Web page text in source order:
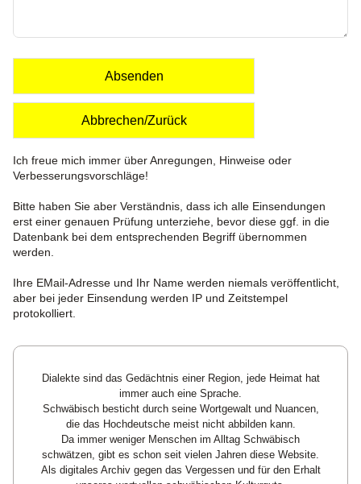
Absenden
Abbrechen/Zurück
Ich freue mich immer über Anregungen, Hinweise oder
Verbesserungsvorschläge!
Bitte haben Sie aber Verständnis, dass ich alle Einsendungen
erst einer genauen Prüfung unterziehe, bevor diese ggf. in die
Datenbank bei dem entsprechenden Begriff übernommen
werden.
Ihre EMail-Adresse und Ihr Name werden niemals veröffentlicht,
aber bei jeder Einsendung werden IP und Zeitstempel
protokolliert.
Dialekte sind das Gedächtnis einer Region, jede Heimat hat
immer auch eine Sprache.
Schwäbisch besticht durch seine Wortgewalt und Nuancen,
die das Hochdeutsche meist nicht abbilden kann.
Da immer weniger Menschen im Alltag Schwäbisch
schwätzen, gibt es schon seit vielen Jahren diese Website.
Als digitales Archiv gegen das Vergessen und für den Erhalt